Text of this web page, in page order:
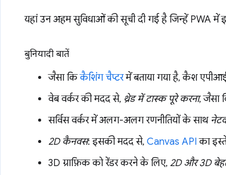
यहां उन अहम सुविधाओं की सूची दी गई है जिन्हें PWA में
बुनियादी बातें
जैसा किकैशिंग चैप्टरमें बताया गया है, कैश
वेब वर्कर की मदद से, थ्रेड में टास्क पूरे करना, जैसा
सर्विस वर्कर में अलग-अलग रणनीतियों के साथ
2D कैनवस: इसकी मदद से, Canvas API का
3D ग्राफ़िक को रेंडर करने के लिए, 2D और 3D